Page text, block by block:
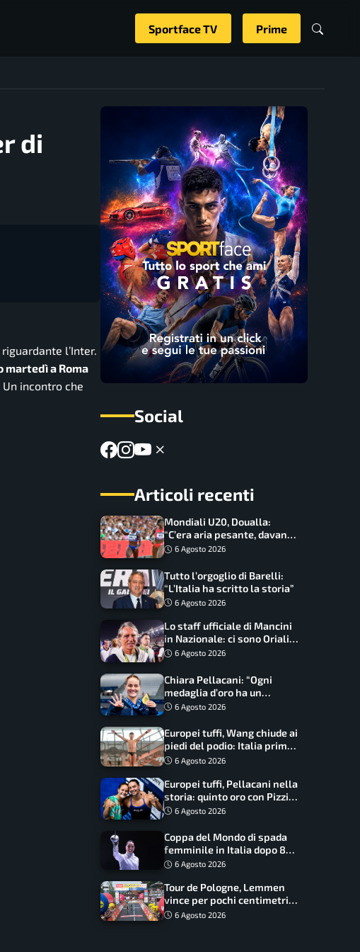
Sportface TV Prime
di
l’Inter.
martedì a Roma
incontro che
Social
Articoli recenti
Mondiali U20, Doualla:
“C’era aria pesante, davano
le mascherine! Finale? Non
6 Agosto 2026
Tutto l’orgoglio di Barelli:
“L’Italia ha scritto la storia”
6 Agosto 2026
Lo staff ufficiale di Mancini
in Nazionale: ci sono Oriali e
Bonucci, confermato un
6 Agosto 2026
Chiara Pellacani: “Ogni
medaglia d’oro ha un
significato diverso. Ho fatto
6 Agosto 2026
Europei tuffi, Wang chiude ai
piedi del podio: Italia prima
nel medagliere
6 Agosto 2026
Europei tuffi, Pellacani nella
storia: quinto oro con Pizzini
nel sincro da 3 metri
6 Agosto 2026
Coppa del Mondo di spada
femminile in Italia dopo 8
anni, Alberta Santuccio: “Il
frutti”
6 Agosto 2026
Tour de Pologne, Lemmen
vince per pochi centimetri
su Scaroni: maxi-caduta e
6 Agosto 2026